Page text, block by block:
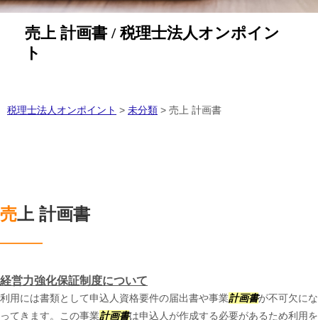
売上 計画書 / 税理士法人オンポイン
ト
税理士法人オンポイント > 未分類 > 売上 計画書
売上 計画書
経営力強化保証制度について
利用には書類として申込人資格要件の届出書や事業計画書が不可欠にな
ってきます。この事業計画書は申込人が作成する必要があるため利用を